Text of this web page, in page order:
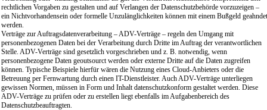
rechtlichen Vorgaben zu gestalten und auf Verlangen der Datenschutzbehörde vorzuzeigen –
ein Nichtvorhandensein oder formelle Unzulänglichkeiten können mit einem Bußgeld geahndet
werden.
Verträge zur Auftragsdatenverarbeitung – ADV-Verträge – regeln den Umgang mit
personenbezogenen Daten bei der Verarbeitung durch Dritte im Auftrag der verantwortlichen
Stelle. ADV-Verträge sind gesetzlich vorgeschrieben und z. B. notwendig, wenn
personenbezogene Daten geoutsourct werden oder externe Dritte auf die Daten zugreifen
können. Typische Beispiele hierfür wären die Nutzung eines Cloud-Anbieters oder die
Betreuung per Fernwartung durch einen IT-Dienstleister. Auch ADV-Verträge unterliegen
gewissen Normen, müssen in Form und Inhalt datenschutzkonform gestaltet werden. Diese
ADV-Verträge zu prüfen oder zu erstellen liegt ebenfalls im Aufgabenbereich des
Datenschutzbeauftragten.